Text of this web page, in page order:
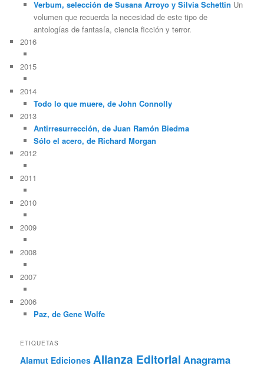
Verbum, selección de Susana Arroyo y Silvia Schettin Un
volumen que recuerda la necesidad de este tipo de
antologías de fantasía, ciencia ficción y terror.
2016
2015
2014
Todo lo que muere, de John Connolly
2013
Antirresurrección, de Juan Ramón Biedma
Sólo el acero, de Richard Morgan
2012
2011
2010
2009
2008
2007
2006
Paz, de Gene Wolfe
ETIQUETAS
Alamut Ediciones Alianza Editorial Anagrama